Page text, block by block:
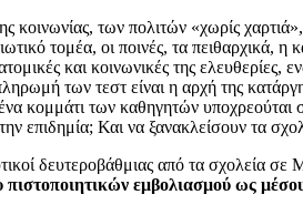
των πολιτών «χωρίς
τομέα, οι ποινές, τα
και κοινωνικές της
των τεστ είναι η αρχή της
κομμάτι των καθηγητών υποχρεούται
επιδημία; Και να ξανακλείσουν τα
δευτεροβάθμιας από τα σχολεία
εμβολιασμού ως